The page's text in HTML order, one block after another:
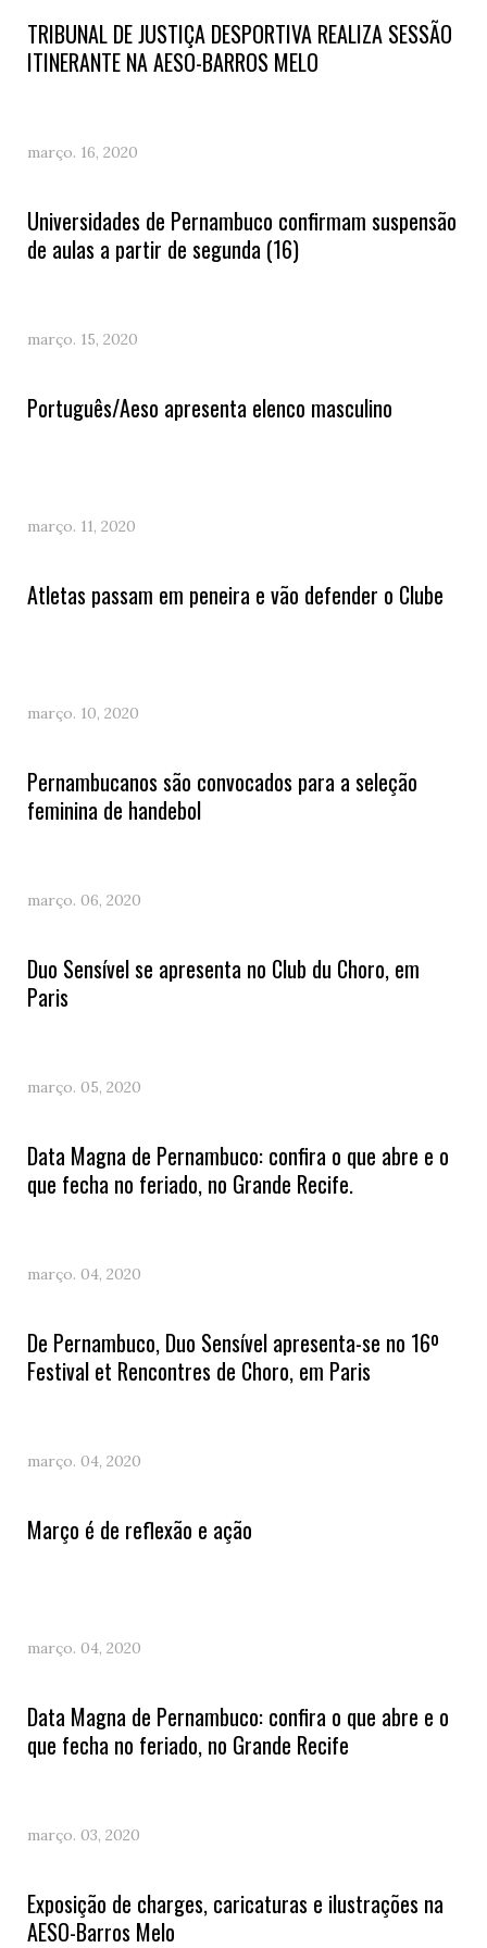
TRIBUNAL DE JUSTIÇA DESPORTIVA REALIZA SESSÃO
ITINERANTE NA AESO-BARROS MELO
março. 16, 2020
Universidades de Pernambuco confirmam suspensão
de aulas a partir de segunda (16)
março. 15, 2020
Português/Aeso apresenta elenco masculino
março. 11, 2020
Atletas passam em peneira e vão defender o Clube
março. 10, 2020
Pernambucanos são convocados para a seleção
feminina de handebol
março. 06, 2020
Duo Sensível se apresenta no Club du Choro, em
Paris
março. 05, 2020
Data Magna de Pernambuco: confira o que abre e o
que fecha no feriado, no Grande Recife.
março. 04, 2020
De Pernambuco, Duo Sensível apresenta-se no 16º
Festival et Rencontres de Choro, em Paris
março. 04, 2020
Março é de reflexão e ação
março. 04, 2020
Data Magna de Pernambuco: confira o que abre e o
que fecha no feriado, no Grande Recife
março. 03, 2020
Exposição de charges, caricaturas e ilustrações na
AESO-Barros Melo